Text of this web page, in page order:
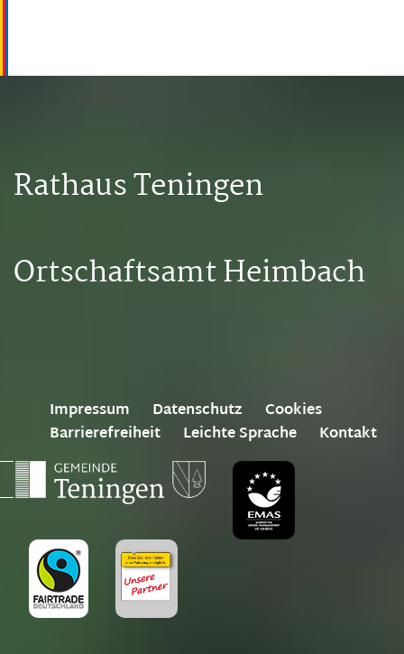
Rathaus Teningen
Ortschaftsamt Heimbach
Impressum Datenschutz
Cookies
Barrierefreiheit
Leichte Sprache Kontakt